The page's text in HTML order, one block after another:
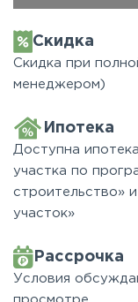
Скидка
Скидка при
менеджером)
Ипотека
Доступна
участка по
строительство»
участок»
Рассрочка
Условия